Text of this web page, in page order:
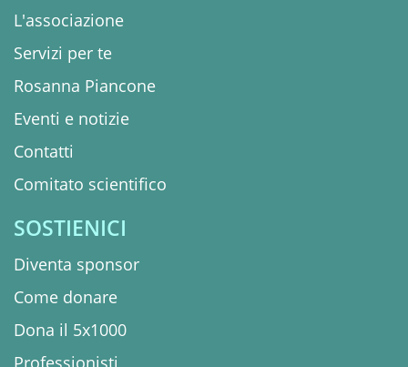
L'associazione
Servizi per te
Rosanna Piancone
Eventi e notizie
Contatti
Comitato scientifico
SOSTIENICI
Diventa sponsor
Come donare
Dona il 5x1000
Professionisti